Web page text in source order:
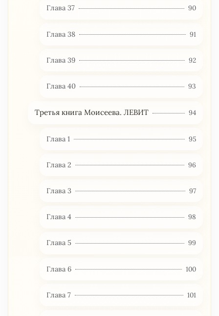
Глава 37 90
Глава 38 91
Глава 39 92
Глава 40 93
Третья книга Моисеева. ЛЕВИТ 94
Глава 1 95
Глава 2 96
Глава 3 97
Глава 4 98
Глава 5 99
Глава 6 100
Глава 7 101